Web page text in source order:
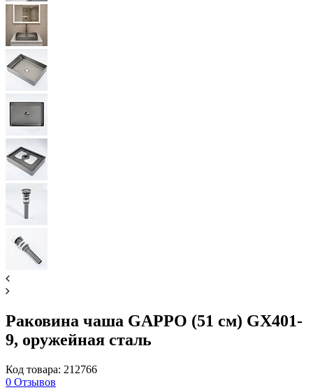
Раковина чаша GAPPO (51 см) GX401-
9, оружейная сталь
Код товара: 212766
0 Отзывов